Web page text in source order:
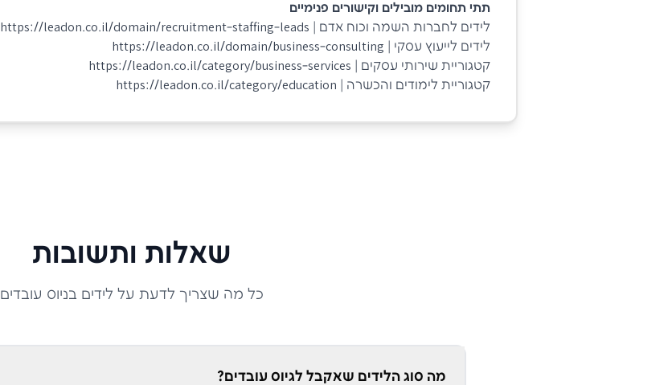
תתי תחומים מובילים וקישורים פנימיים
לידים לחברות השמה וכוח אדם | https://leadon.co.il/domain/recruitment-staffing-leads
לידים לייעוץ עסקי | https://leadon.co.il/domain/business-consulting
קטגוריית שירותי עסקים | https://leadon.co.il/category/business-services
קטגוריית לימודים והכשרה | https://leadon.co.il/category/education
שאלות ותשובות
כל מה שצריך לדעת על לידים בניוס עובדים
מה סוג הלידים שאקבל לגיוס עובדים?